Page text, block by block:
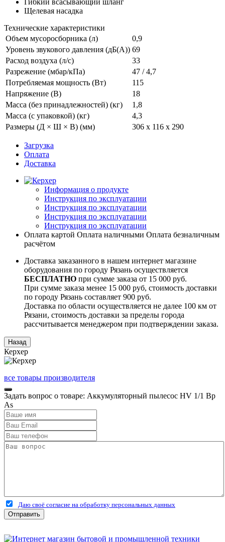
Щелевая насадка
Технические характеристики
Объем мусоросборника (л)
0,9
Уровень звукового давления (дБ(А)) 69
Расход воздуха (л/с)
33
Разрежение (мбар/кПа)
47 / 4,7
Потребляемая мощность (Вт)
115
Напряжение (В)
18
Масса (без принадлежностей) (кг)
1,8
Масса (с упаковкой) (кг)
4,3
Размеры (Д × Ш × В) (мм)
306 x 116 x 290
Загрузка
Оплата
Доставка
Информация о продукте
Инструкция по эксплуатации
Инструкция по эксплуатации
Инструкция по эксплуатации
Инструкция по эксплуатации
Оплата картой Оплата наличными Оплата безналичным
расчётом
Доставка заказанного в нашем интернет магазине
оборудования по городу Рязань осуществляется
БЕСПЛАТНО при сумме заказа от 15 000 руб.
При сумме заказа менее 15 000 руб, стоимость доставки
по городу Рязань составляет 900 руб.
Доставка по области осуществляется не далее 100 км от
Рязани, стоимость доставки за пределы города
рассчитывается менеджером при подтверждении заказа.
Керхер
все товары производителя
Задать вопрос о товаре: Аккумуляторный пылесос HV 1/1 Bp
As
Даю своё согласие на обработку персональных данных
Отправить